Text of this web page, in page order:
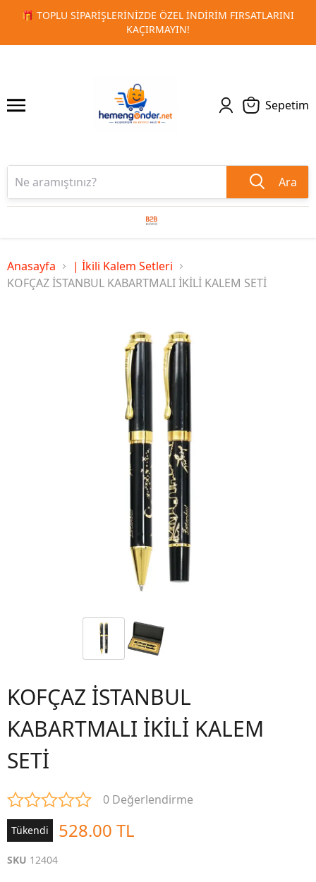
🚀 KURUMSAL PROMOSYON VE MATBAA
1 2
Sepetim
Ara
Anasayfa
| İkili Kalem Setleri
KOFÇAZ İSTANBUL KABARTMALI İKİLİ KALEM SETİ
KOFÇAZ İSTANBUL
KABARTMALI İKİLİ KALEM
SETİ
0 Değerlendirme
Tükendi 528.00 TL
SKU 12404